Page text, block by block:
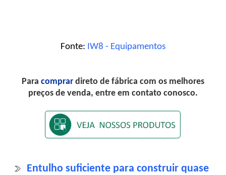
Fonte: IW8 - Equipamentos
Para comprar direto de fábrica com os melhores
preços de venda, entre em contato conosco.
Entulho suficiente para construir quase